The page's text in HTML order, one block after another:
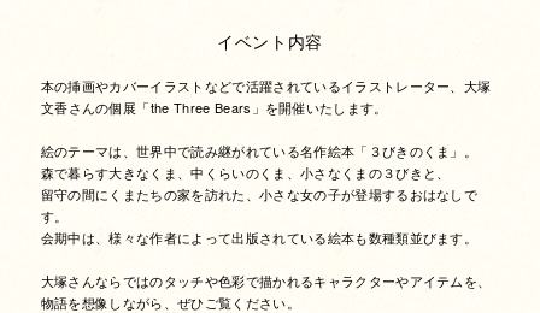
イベント内容
本の挿画やカバーイラストなどで活躍されているイラストレーター、大塚
文香さんの個展「the Three Bears」を開催いたします。
絵のテーマは、世界中で読み継がれている名作絵本「３びきのくま」。
森で暮らす大きなくま、中くらいのくま、小さなくまの３びきと、
留守の間にくまたちの家を訪れた、小さな女の子が登場するおはなしで
す。
会期中は、様々な作者によって出版されている絵本も数種類並びます。
大塚さんならではのタッチや色彩で描かれるキャラクターやアイテムを、
物語を想像しながら、ぜひご覧ください。